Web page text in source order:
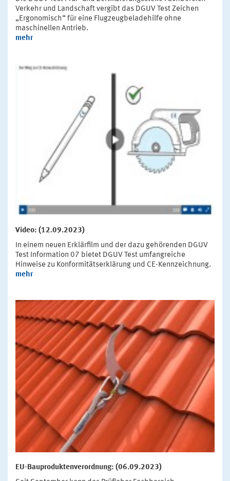
Verkehr und Landschaft vergibt das DGUV Test Zeichen
„Ergonomisch“ für eine Flugzeugbeladehilfe ohne
maschinellen Antrieb.
mehr
Video: (12.09.2023)
In einem neuen Erklärfilm und der dazu gehörenden DGUV
Test Information 07 bietet DGUV Test umfangreiche
Hinweise zu Konformitätserklärung und CE-Kennzeichnung.
mehr
EU-Bauproduktenverordnung: (06.09.2023)